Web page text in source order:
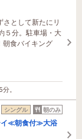
として新たにリ
５分。駐車場・大
朝食バイキング
。
シングル 朝のみ
イ≪朝食付≫大浴